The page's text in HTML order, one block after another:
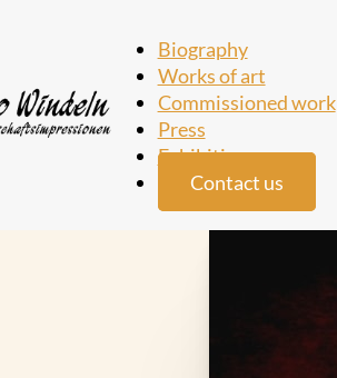
Biography
Works of art
Commissioned work
Press
Exhibition
Contact us